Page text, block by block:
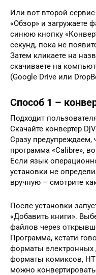
Или вот второй
«Обзор» и загружаете
синюю кнопку
секунд, пока не
Затем кликаете на
скачиваете на
(Google Drive или
Способ 1 –
Подходит
Скачайте конвертер
Сразу предупреждаем,
программа «Сalibre»,
Если язык
установки не
вручную – смотрите
После установки
«Добавить книги».
файлов через
Программа, кстати
форматы электронных
форматы комиксов,
можно